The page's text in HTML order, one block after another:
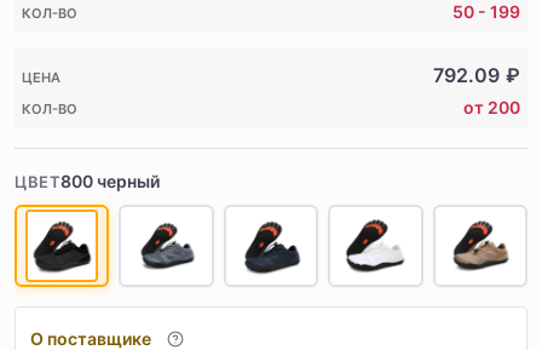
КОЛ-ВО 50 - 199
ЦЕНА 792.09 ₽
КОЛ-ВО от 200
ЦВЕТ800 черный
О поставщике